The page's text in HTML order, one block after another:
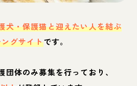
犬・保護猫と迎えたい人を結ぶ
グサイトです。
団体のみ募集を行っており、